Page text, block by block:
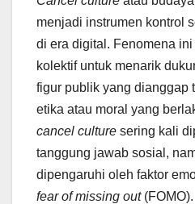
menjadi instrumen kontrol
di era digital. Fenomena
kolektif untuk menarik
figur publik yang dianggap
etika atau moral yang
cancel culture sering kali
tanggung jawab sosial,
dipengaruhi oleh faktor
fear of missing out(FOMO).